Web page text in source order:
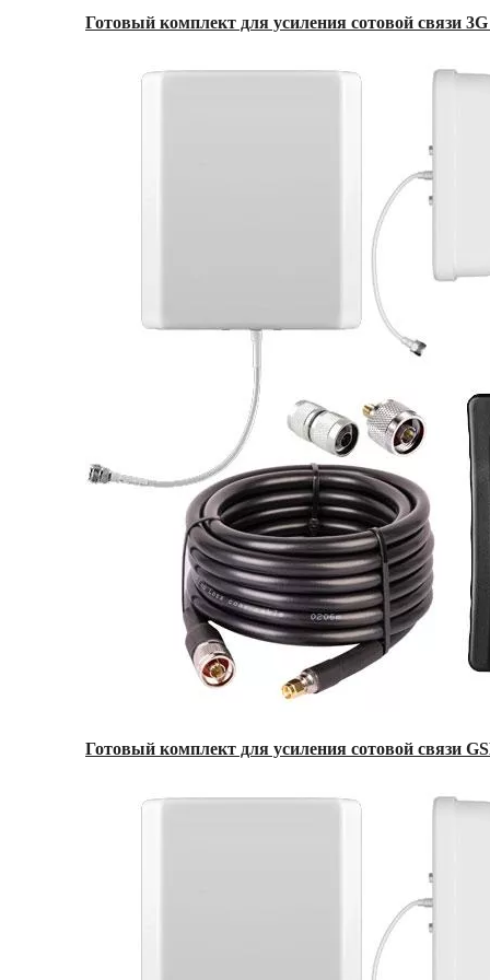
Готовый комплект для усиления сотовой связи
Готовый комплект для усиления сотовой связи